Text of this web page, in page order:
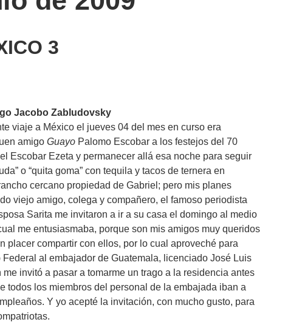
3
Jacobo Zabludovsky
viaje a México el jueves 04 del mes en curso era
amigo Guayo Palomo Escobar a los festejos del 70
Escobar Ezeta y permanecer allá esa noche para seguir
o “quita goma” con tequila y tacos de ternera en
cercano propiedad de Gabriel; pero mis planes
viejo amigo, colega y compañero, el famoso periodista
Sarita me invitaron a ir a su casa el domingo al medio
me entusiasmaba, porque son mis amigos muy queridos
placer compartir con ellos, por lo cual aproveché para
Federal al embajador de Guatemala, licenciado José Luis
invitó a pasar a tomarme un trago a la residencia antes
todos los miembros del personal de la embajada iban a
Y yo acepté la invitación, con mucho gusto, para